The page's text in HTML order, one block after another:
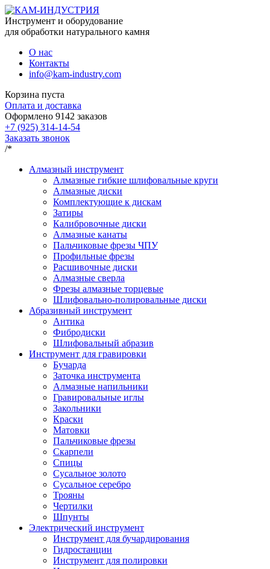
Инструмент и оборудование
для обработки натурального камня
О нас
Контакты
info@kam-industry.com
Корзина пуста
Оплата и доставка
Оформлено 9142 заказов
+7 (925) 314-14-54
Заказать звонок
/*
Алмазный инструмент
Алмазные гибкие шлифовальные круги
Алмазные диски
Комплектующие к дискам
Затиры
Калибровочные диски
Алмазные канаты
Пальчиковые фрезы ЧПУ
Профильные фрезы
Расшивочные диски
Алмазные сверла
Фрезы алмазные торцевые
Шлифовально-полировальные диски
Абразивный инструмент
Антика
Фибродиски
Шлифовальный абразив
Инструмент для гравировки
Бучарда
Заточка инструмента
Алмазные напильники
Гравировальные иглы
Закольники
Краски
Матовки
Пальчиковые фрезы
Скарпели
Спицы
Сусальное золото
Сусальное серебро
Трояны
Чертилки
Шпунты
Электрический инструмент
Инструмент для бучардирования
Гидростанции
Инструмент для полировки